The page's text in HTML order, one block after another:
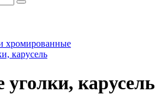
хромированные
карусель
карусель